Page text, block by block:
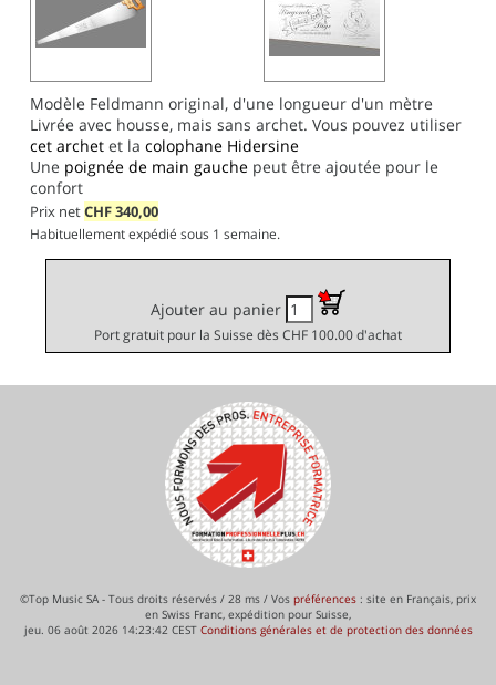
Modèle Feldmann original, d'une longueur d'un mètre
Livrée avec housse, mais sans archet. Vous pouvez utiliser
cet archet et la colophane Hidersine
Une poignée de main gauche peut être ajoutée pour le
confort
Prix netCHF340,00
Habituellement expédié sous 1 semaine.
Ajouter au panier
Port gratuit pour la Suisse dès CHF 100.00 d'achat
©Top Music SA - Tous droits réservés / 28 ms / Vos préférences : site en Français, prix
en Swiss Franc, expédition pour Suisse,
jeu. 06 août 2026 14:23:42 CEST Conditions générales et de protection des données